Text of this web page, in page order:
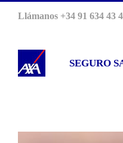
Llámanos +34 91 634 43
SEGURO